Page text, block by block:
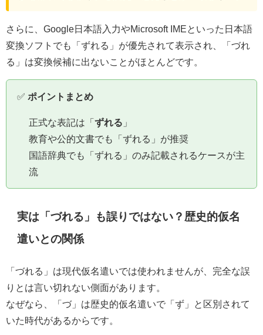
さらに、Google日本語入力やMicrosoft IMEといった日本語
変換ソフトでも「ずれる」が優先されて表示され、「づれ
る」は変換候補に出ないことがほとんどです。
✅ ポイントまとめ
正式な表記は「 ずれる 」
教育や公的文書でも「ずれる」が推奨
国語辞典でも「ずれる」のみ記載されるケースが主
流
実は「づれる」も誤りではない？歴史的仮名
遣いとの関係
「づれる」は現代仮名遣いでは使われませんが、完全な誤
りとは言い切れない側面があります。
なぜなら、「づ」は歴史的仮名遣いで「ず」と区別されて
いた時代があるからです。